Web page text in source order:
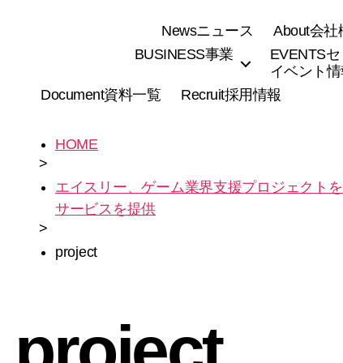
Newsニュース About会社
BUSINESS事業 EVENTSセ
イベント情
Document資料一覧 Recruit採用情報
HOME
>
エイスリー、ゲーム業界支援プロジェクト
サービスを提供
>
project